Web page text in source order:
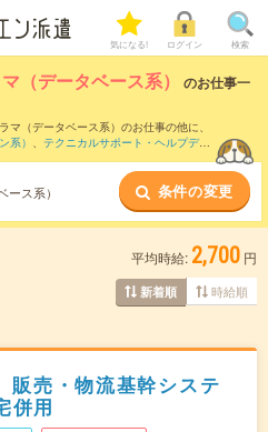
気になる! ログイン 検索
（データベース系） のお仕事一
（データベース系）のお仕事の他に、
系） 、 テクニカルサポート・ヘルプデス
り条件で絞り込んでいただけます。職種辞
仕事とは？とは？
ス系） 条件の変更
平均時給: 2,700 円
新着順 時給順
販売・物流基幹システ
併用